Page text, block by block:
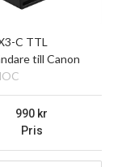
C TTL
till Canon
Pris
990